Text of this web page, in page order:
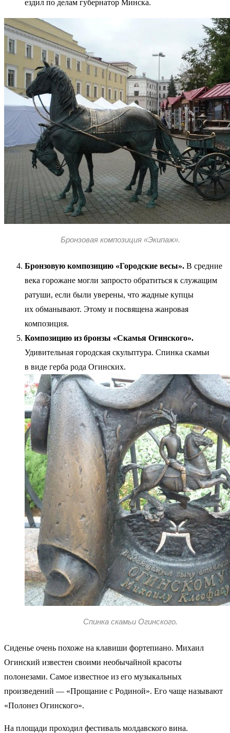
ездил по делам губернатор Минска.
Бронзовая композиция «Экипаж».
Бронзовую композицию «Городские весы». В средние
века горожане могли запросто обратиться к служащим
ратуши, если были уверены, что жадные купцы
их обманывают. Этому и посвящена жанровая
композиция.
Композицию из бронзы «Скамья Огинского».
Удивительная городская скульптура. Спинка скамьи
в виде герба рода Огинских.
Спинка скамьи Огинского.
Сиденье очень похоже на клавиши фортепиано. Михаил
Огинский известен своими необычайной красоты
полонезами. Самое известное из его музыкальных
произведений — «Прощание с Родиной». Его чаще называют
«Полонез Огинского».
На площади проходил фестиваль молдавского вина.